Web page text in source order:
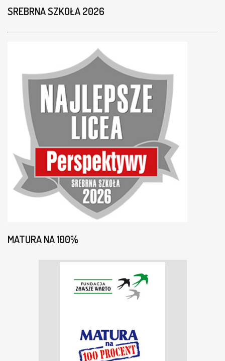
SREBRNA SZKOŁA 2026
MATURA NA 100%